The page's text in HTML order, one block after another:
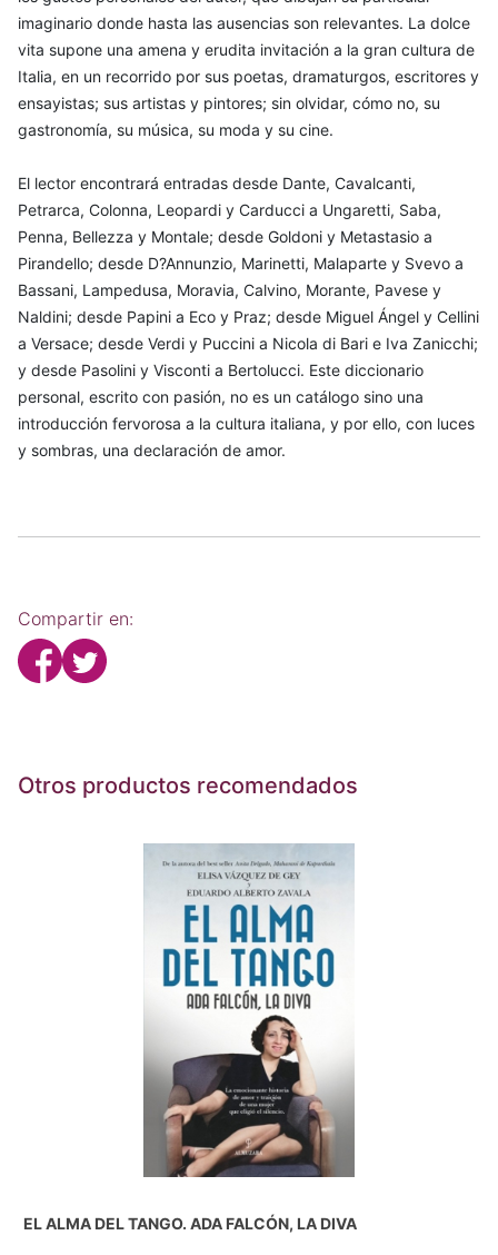
imaginario donde hasta las ausencias son relevantes. La dolce
vita supone una amena y erudita invitación a la gran cultura de
Italia, en un recorrido por sus poetas, dramaturgos, escritores y
ensayistas; sus artistas y pintores; sin olvidar, cómo no, su
gastronomía, su música, su moda y su cine.
El lector encontrará entradas desde Dante, Cavalcanti,
Petrarca, Colonna, Leopardi y Carducci a Ungaretti, Saba,
Penna, Bellezza y Montale; desde Goldoni y Metastasio a
Pirandello; desde D?Annunzio, Marinetti, Malaparte y Svevo a
Bassani, Lampedusa, Moravia, Calvino, Morante, Pavese y
Naldini; desde Papini a Eco y Praz; desde Miguel Ángel y Cellini
a Versace; desde Verdi y Puccini a Nicola di Bari e Iva Zanicchi;
y desde Pasolini y Visconti a Bertolucci. Este diccionario
personal, escrito con pasión, no es un catálogo sino una
introducción fervorosa a la cultura italiana, y por ello, con luces
y sombras, una declaración de amor.
Compartir en:
Otros productos recomendados
EL ALMA DEL TANGO. ADA FALCÓN, LA DIVA